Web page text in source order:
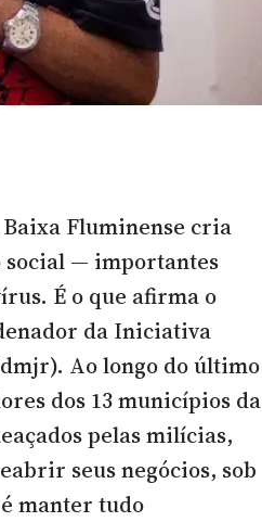
Fluminense cria
social — importantes
É o que afirma o
da Iniciativa
Ao longo do último
dos 13 municípios da
pelas milícias,
seus negócios, sob
manter tudo